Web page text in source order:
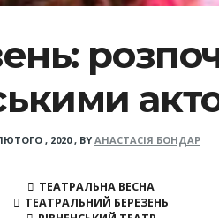
, 2020, BY АНАСТАСІЯ БОНДАР
ТЕАТРАЛЬНА ВЕСНА
ТЕАТРАЛЬНИЙ БЕРЕЗЕНЬ